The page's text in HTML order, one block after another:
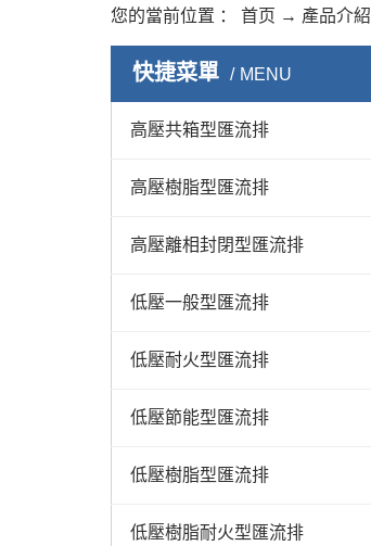
您的當前位置 ： 首页 → 產品介紹
快捷菜單 MENU
高壓共箱型匯流排
高壓樹脂型匯流排
高壓離相封閉型匯流排
低壓一般型匯流排
低壓耐火型匯流排
低壓節能型匯流排
低壓樹脂型匯流排
低壓樹脂耐火型匯流排